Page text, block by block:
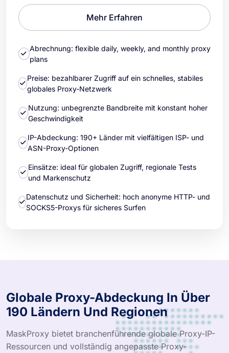
Mehr Erfahren
Abrechnung: flexible daily, weekly, and monthly proxy
plans
Preise: bezahlbarer Zugriff auf ein schnelles, stabiles
globales Proxy-Netzwerk
Nutzung: unbegrenzte Bandbreite mit konstant hoher
Geschwindigkeit
IP-Abdeckung: 190+ Länder mit vielfältigen ISP- und
ASN-Proxy-Optionen
Einsätze: ideal für globalen Zugriff, regionale Tests
und Markenschutz
Datenschutz und Sicherheit: hoch anonyme HTTP- und
SOCKS5-Proxys für sicheres Surfen
Globale Proxy-Abdeckung In Über
190 Ländern Und Regionen
MaskProxy bietet branchenführende globale Proxy-IP-
Ressourcen und vollständig angepasste Proxy-